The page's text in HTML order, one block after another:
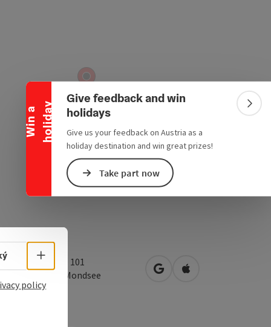
W
i
n
a
h
o
l
i
d
a y
Collapse banner
Give feedback and win
holidays
Give us your feedback on Austria as a
holiday destination and win great prizes!
Take part now
Odilo-Straße 101
Tiefgraben am Mondsee open in Google Maps
Open in Apple
Select language - Open menu
policy